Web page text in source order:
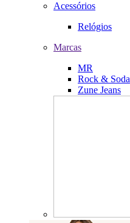
Acessórios
Relógios
Marcas
MR
Rock & Soda
Zune Jeans